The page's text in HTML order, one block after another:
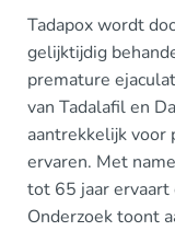
Tadapox wordt
gelijktijdig
premature
van Tadalafil en
aantrekkelijk voor
ervaren. Met
tot 65 jaar ervaart
Onderzoek toont